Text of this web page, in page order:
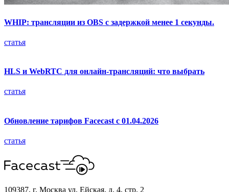
WHIP: трансляции из OBS с задержкой менее 1 секунды.
статья
HLS и WebRTC для онлайн-трансляций: что выбрать
статья
Обновление тарифов Facecast с 01.04.2026
статья
109387, г. Москва ул. Ейская, д. 4, стр. 2